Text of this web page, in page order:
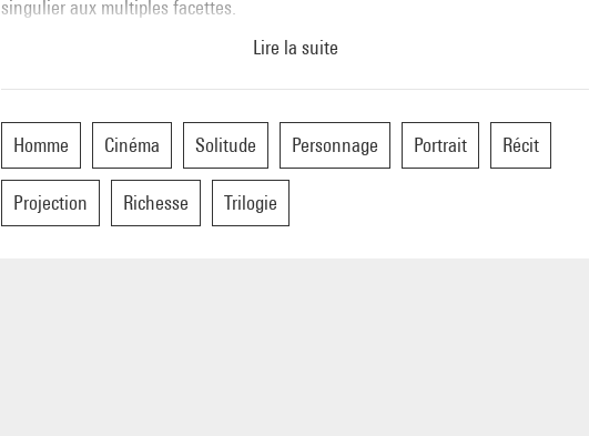
singulier aux multiples facettes.
Lire la suite
Homme Cinéma Solitude Personnage Portrait Récit
Projection Richesse Trilogie